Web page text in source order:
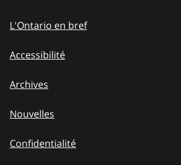
L'Ontario en bref
Accessibilité
Archives
Nouvelles
Confidentialité